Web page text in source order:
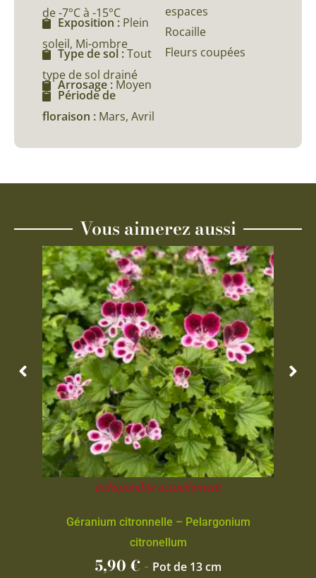
de -7°C à -15°C
Exposition : Plein
soleil, Mi-ombre
Type de sol :Tout
type de sol drainé
Arrosage : Moyen
Période de
floraison : Mars, Avril
espaces
Rocaille
Fleurs coupées
Vous aimerez aussi
Indisponible actuellement
Géranium citronnelle – Pelargonium
citronellum
5,90€ - Pot de 13 cm